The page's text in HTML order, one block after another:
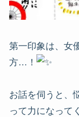
第一印象は、女
方…！
お話を伺うと、
って力になって